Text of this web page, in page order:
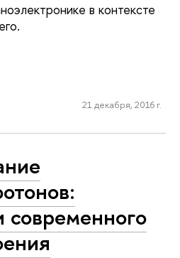
в контексте
21 декабря, 2016 г.
современного